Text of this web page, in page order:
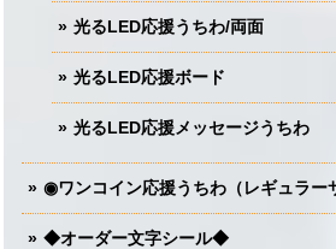
光るLED応援うちわ/両面
光るLED応援ボード
光るLED応援メッセージうちわ
◉ワンコイン応援うちわ（レギュラー
◆オーダー文字シール◆